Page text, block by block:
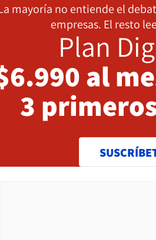
mayoría no entiende el
empresas. El resto
Plan
al
3